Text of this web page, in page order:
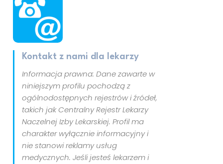
Kontakt z nami dla lekarzy
Informacja prawna: Dane zawarte w
niniejszym profilu pochodzą z
ogólnodostępnych rejestrów i źródeł,
takich jak Centralny Rejestr Lekarzy
Naczelnej Izby Lekarskiej. Profil ma
charakter wyłącznie informacyjny i
nie stanowi reklamy usług
medycznych. Jeśli jesteś lekarzem i